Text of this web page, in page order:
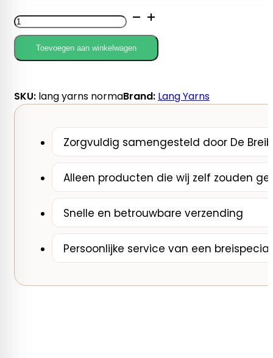
Lang
Yarns
Norma
aantal
Toevoegen aan winkelwagen
SKU: lang yarns normaBrand: Lang Yarns
Zorgvuldig samengesteld door De
Alleen producten die wij zelf zouden
Snelle en betrouwbare verzending
Persoonlijke service van een